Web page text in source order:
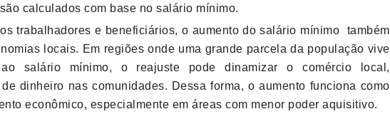
calculados com base no salário mínimo.
trabalhadores e beneficiários, o aumento do salário mínimo também
locais. Em regiões onde uma grande parcela da população vive
ao salário mínimo, o reajuste pode dinamizar o comércio local,
dinheiro nas comunidades. Dessa forma, o aumento funciona como
econômico, especialmente em áreas com menor poder aquisitivo.